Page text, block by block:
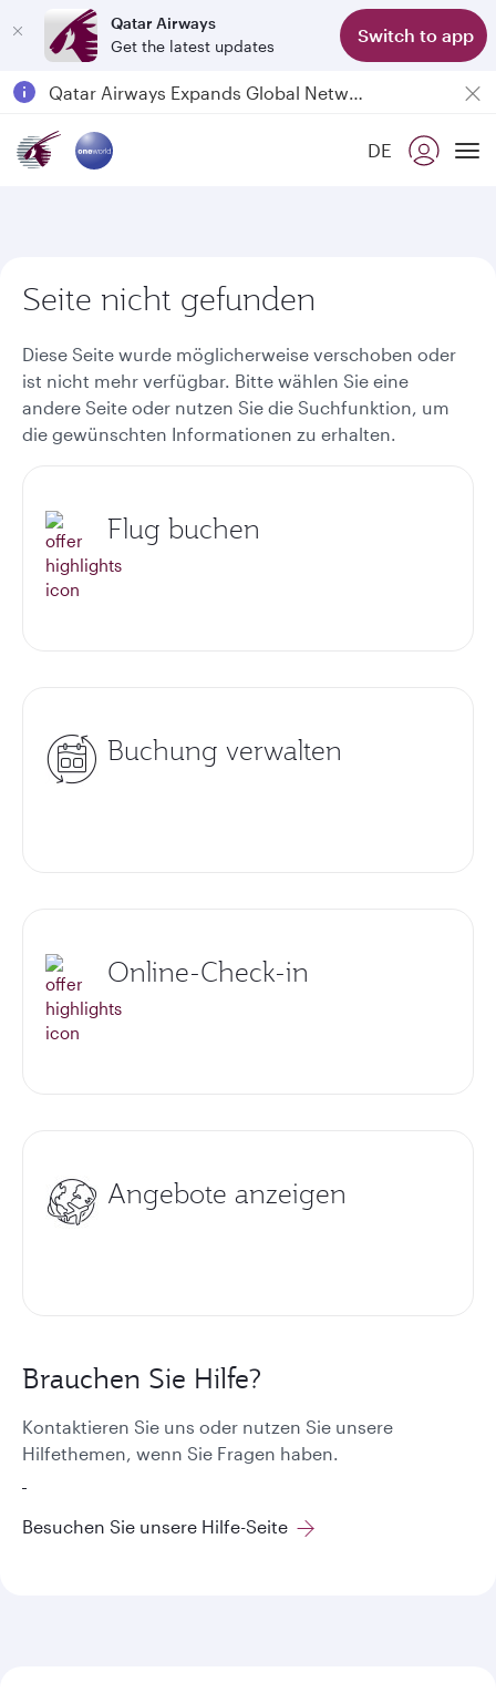
Qatar Airways
Get the latest updates
Switch to app
Qatar Airways Expands Global Network to over 160 Destinations
DE
Seite nicht gefunden
Diese Seite wurde möglicherweise verschoben oder
ist nicht mehr verfügbar. Bitte wählen Sie eine
andere Seite oder nutzen Sie die Suchfunktion, um
die gewünschten Informationen zu erhalten.
Flug buchen
Buchung verwalten
Online-Check-in
Angebote anzeigen
Brauchen Sie Hilfe?
Kontaktieren Sie uns oder nutzen Sie unsere
Hilfethemen, wenn Sie Fragen haben.
Besuchen Sie unsere Hilfe-Seite